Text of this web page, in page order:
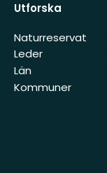
Utforska
Naturreservat
Leder
Län
Kommuner